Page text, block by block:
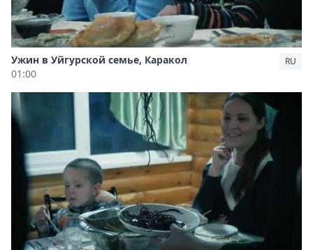
Ужин в Уйгурской семье, Каракол
01:00
RU